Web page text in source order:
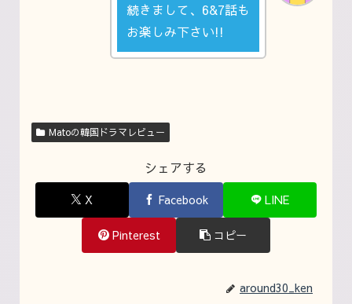
続きまして、6&7話も
お楽しみ下さい!!
Matoの韓国ドラマレビュー
シェアする
X Facebook LINE
Pinterest コピー
around30_ken